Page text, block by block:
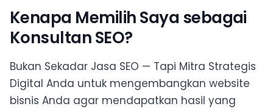
Kenapa Memilih Saya sebagai
Konsultan SEO?
Bukan Sekadar Jasa SEO — Tapi Mitra Strategis
Digital Anda untuk mengembangkan website
bisnis Anda agar mendapatkan hasil yang